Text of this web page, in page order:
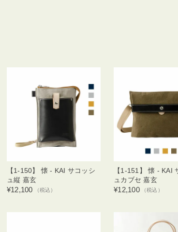
【1-150】 懐 - KAI サコッシ
ュ縦 嘉玄
¥12,100 （税込）
【1-151】 懐 - KAI
ュカブセ 嘉玄
¥12,100 （税込）